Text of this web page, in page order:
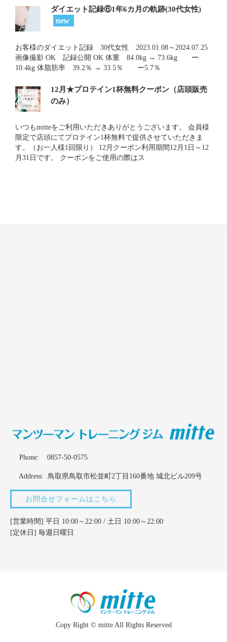
ダイエット記録⑥1年6カ月の軌跡(30代女性)
new
お客様のダイエット記録 30代女性 2023.01.08～2024.07.25
画像撮影 OK 記録公開 OK 体重 84.0kg → 73.6kg ー
10.4kg 体脂肪率 39.2％ → 33.5％ ー5.7％
12月★プロテイン1杯無料クーポン（店頭販売
のみ）
いつもmitteをご利用いただきありがとうございます。 会員様
限定で店頭にてプロテイン1杯無料で提供させていただきま
す。（お一人様1回限り） 12月クーポン利用期間12月1日～12
月31日です。 クーポンをご使用の際はス
Phone: 0857-50-0575
Address: 鳥取県鳥取市松並町2丁目160番地 城北ビル209号
お問合せフォームはこちら
[営業時間] 平日 10:00～22:00 / 土日 10:00～22:00
[定休日] 毎週日曜日
Copy Right © mitte All Rights Reserved